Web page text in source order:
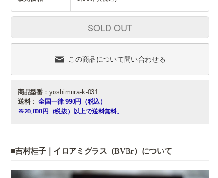
SOLD OUT
この商品について問い合わせる
商品型番：yoshimura-k-031
送料： 全国一律 990円（税込）
※20,000円（税抜）以上で送料無料。
■吉村桂子｜イロアミグラス（BVBr）について